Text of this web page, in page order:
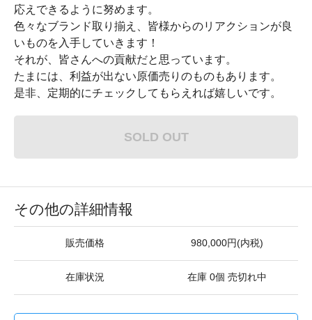
応えできるように努めます。
色々なブランド取り揃え、皆様からのリアクションが良
いものを入手していきます！
それが、皆さんへの貢献だと思っています。
たまには、利益が出ない原価売りのものもあります。
是非、定期的にチェックしてもらえれば嬉しいです。
SOLD OUT
その他の詳細情報
販売価格 980,000円(内税)
在庫状況 在庫 0個 売切れ中